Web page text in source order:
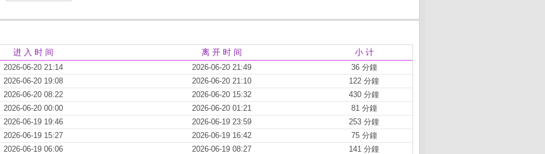
进 入 时 间 离 开 时 间 小 计
2026-06-20 21:14 2026-06-20 21:49
36 分鐘
2026-06-20 19:08 2026-06-20 21:10
122 分鐘
2026-06-20 08:22 2026-06-20 15:32
430 分鐘
2026-06-20 00:00 2026-06-20 01:21
81 分鐘
2026-06-19 19:46 2026-06-19 23:59
253 分鐘
2026-06-19 15:27 2026-06-19 16:42
75 分鐘
2026-06-19 06:06 2026-06-19 08:27
141 分鐘